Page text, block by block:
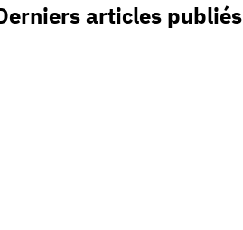
articles publiés